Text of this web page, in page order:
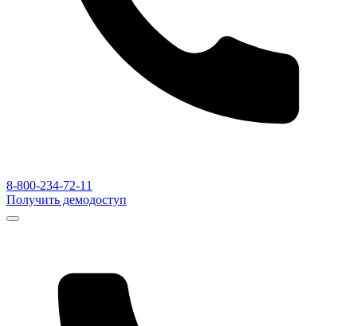
8-800-234-72-11
Получить демодоступ